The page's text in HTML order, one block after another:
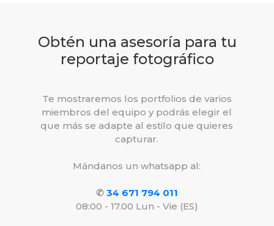
Obtén una asesoría para tu
reportaje fotográfico
Te mostraremos los portfolios de varios
miembros del equipo y podrás elegir el
que más se adapte al estilo que quieres
capturar.
Mándanos un whatsapp al:
✆ 34 671 794 011
08:00 - 17.00 Lun - Vie (ES)